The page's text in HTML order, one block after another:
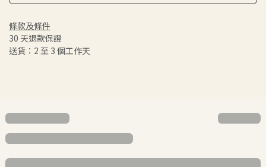
條款及條件
30 天退款保證
送貨：2 至 3 個工作天